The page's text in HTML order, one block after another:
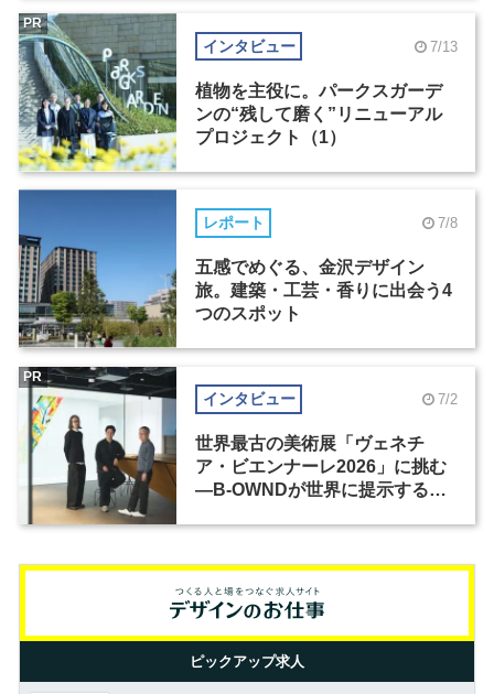
インタビュー 7/13
植物を主役に。パークスガーデ
ンの“残して磨く”リニューアル
プロジェクト（1）
PR
レポート 7/8
五感でめぐる、金沢デザイン
旅。建築・工芸・香りに出会う4
つのスポット
インタビュー 7/2
世界最古の美術展「ヴェネチ
ア・ビエンナーレ2026」に挑む
―B-OWNDが世界に提示する美
PR
ピックアップ求人